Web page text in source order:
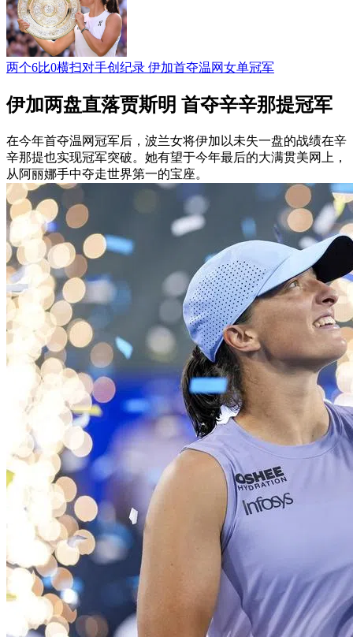
两个6比0横扫对手创纪录 伊加首夺温网女单冠军
伊加两盘直落贾斯明 首夺辛辛那提冠军
在今年首夺温网冠军后，波兰女将伊加以未失一盘的战绩在辛
辛那提也实现冠军突破。她有望于今年最后的大满贯美网上，
从阿丽娜手中夺走世界第一的宝座。